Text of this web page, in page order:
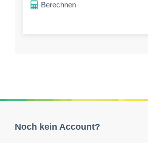
Berechnen
Noch kein Account?